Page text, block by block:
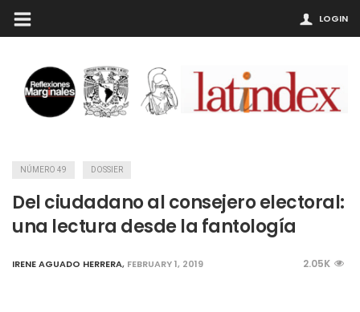
LOGIN
NÚMERO 49 DOSSIER
Del ciudadano al consejero electoral:
una lectura desde la fantología
IRENE AGUADO HERRERA, FEBRUARY 1, 2019 2.05K